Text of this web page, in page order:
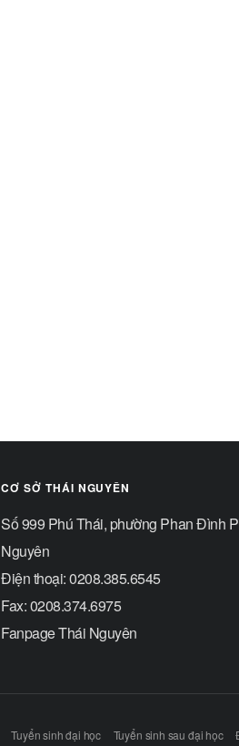
CƠ SỞ THÁI NGUYÊN
Số 999 Phú Thái, phường Phan Đình
Nguyên
Điện thoại: 0208.385.6545
Fax: 0208.374.6975
Fanpage Thái Nguyên
Tuyển sinh đại học Tuyển sinh sau đại học